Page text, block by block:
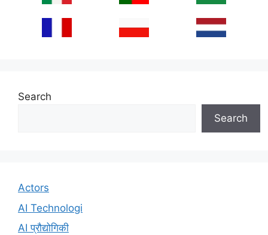
Search
Search
Actors
AI Technologi
AI प्रौद्योगिकी